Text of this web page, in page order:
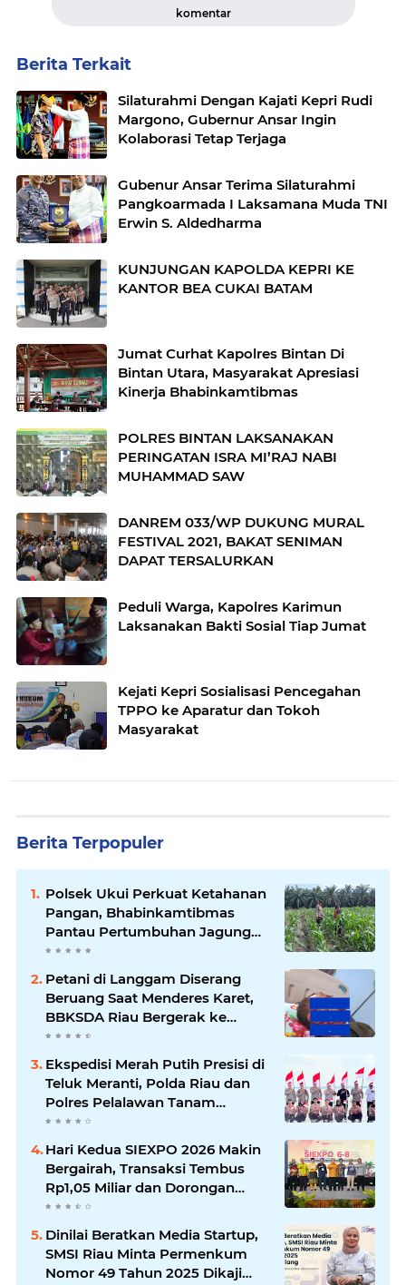
komentar
Berita Terkait
Silaturahmi Dengan Kajati Kepri Rudi
Margono, Gubernur Ansar Ingin
Kolaborasi Tetap Terjaga
Gubenur Ansar Terima Silaturahmi
Pangkoarmada I Laksamana Muda TNI
Erwin S. Aldedharma
KUNJUNGAN KAPOLDA KEPRI KE
KANTOR BEA CUKAI BATAM
Jumat Curhat Kapolres Bintan Di
Bintan Utara, Masyarakat Apresiasi
Kinerja Bhabinkamtibmas
POLRES BINTAN LAKSANAKAN
PERINGATAN ISRA MI’RAJ NABI
MUHAMMAD SAW
DANREM 033/WP DUKUNG MURAL
FESTIVAL 2021, BAKAT SENIMAN
DAPAT TERSALURKAN
Peduli Warga, Kapolres Karimun
Laksanakan Bakti Sosial Tiap Jumat
Kejati Kepri Sosialisasi Pencegahan
TPPO ke Aparatur dan Tokoh
Masyarakat
Berita Terpopuler
Polsek Ukui Perkuat Ketahanan
Pangan, Bhabinkamtibmas
Pantau Pertumbuhan Jagung
Petani di Desa Air Hitam
Petani di Langgam Diserang
Beruang Saat Menderes Karet,
BBKSDA Riau Bergerak ke
Lokasi
Ekspedisi Merah Putih Presisi di
Teluk Meranti, Polda Riau dan
Polres Pelalawan Tanam
Mangrove Demi Negeri
Hari Kedua SIEXPO 2026 Makin
Bergairah, Transaksi Tembus
Rp1,05 Miliar dan Dorongan
Palm Oil Institute Menguat
Dinilai Beratkan Media Startup,
SMSI Riau Minta Permenkum
Nomor 49 Tahun 2025 Dikaji